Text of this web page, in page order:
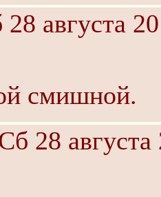
августа
смишной.
28